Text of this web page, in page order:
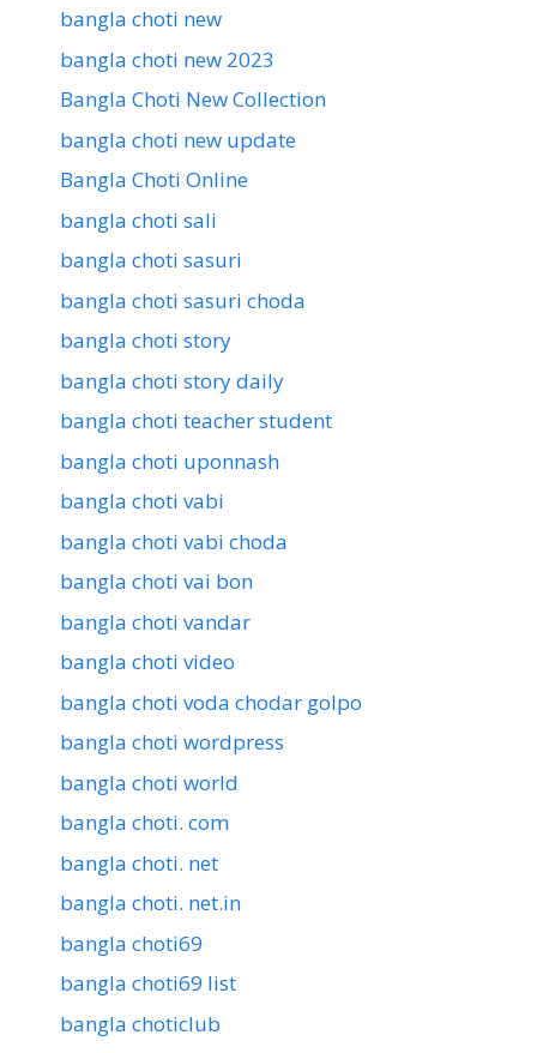
bangla choti new
bangla choti new 2023
Bangla Choti New Collection
bangla choti new update
Bangla Choti Online
bangla choti sali
bangla choti sasuri
bangla choti sasuri choda
bangla choti story
bangla choti story daily
bangla choti teacher student
bangla choti uponnash
bangla choti vabi
bangla choti vabi choda
bangla choti vai bon
bangla choti vandar
bangla choti video
bangla choti voda chodar golpo
bangla choti wordpress
bangla choti world
bangla choti. com
bangla choti. net
bangla choti. net.in
bangla choti69
bangla choti69 list
bangla choticlub